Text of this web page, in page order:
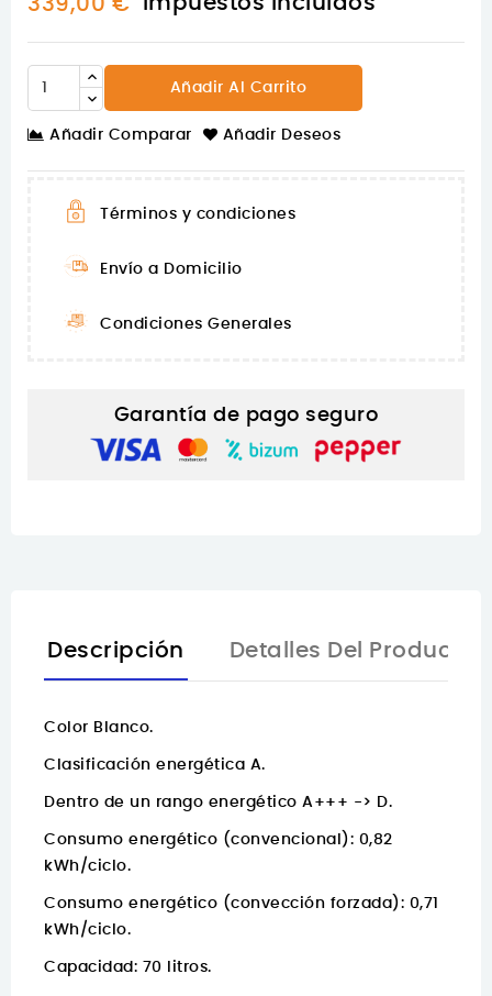
Añadir Al Carrito
Añadir Comparar Añadir Deseos
Términos y condiciones
Envío a Domicilio
Condiciones Generales
Garantía de pago seguro
Descripción Detalles Del Producto
Color Blanco.
Clasificación energética A.
Dentro de un rango energético A+++ -> D.
Consumo energético (convencional): 0,82
kWh/ciclo.
Consumo energético (convección forzada): 0,71
kWh/ciclo.
Capacidad: 70 litros.